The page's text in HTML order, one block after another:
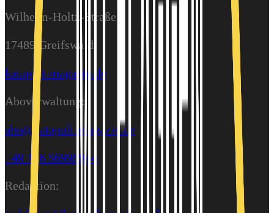
Wilhelm-Holtz-Straße 9
17489 Greifswald
katapult-magazin.de
Aboverwaltung:
abo@katapult-magazin.de
+49 176 56998944
Redaktion: